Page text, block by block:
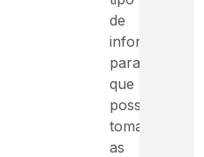
de
informações
para
que
possam
tomar
as